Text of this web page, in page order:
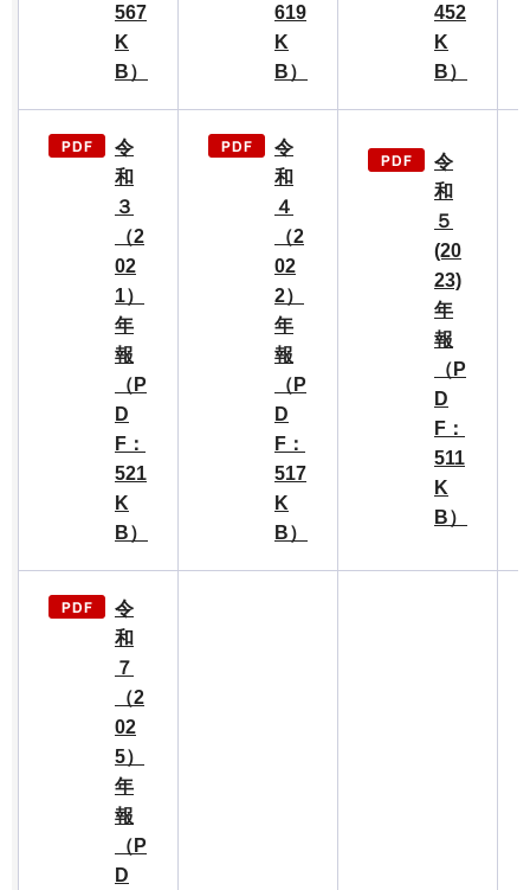
567
K
B）
619
K
B）
452
K
B）
令
和
３
（2
02
1）
年
報
（P
D
F：
521
K
B）
令
和
４
（2
02
2）
年
報
（P
D
F：
517
K
B）
令
和
５
(20
23)
年
報
（P
D
F：
511
K
B）
令
和
７
（2
02
5）
年
報
（P
D